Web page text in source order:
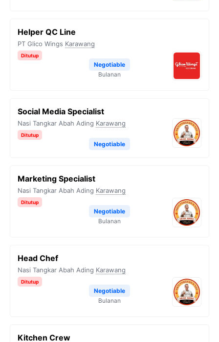
Helper QC Line
PT Glico Wings Karawang
Ditutup
Negotiable
Bulanan
Social Media Specialist
Nasi Tangkar Abah Ading Karawang
Ditutup
Negotiable
Marketing Specialist
Nasi Tangkar Abah Ading Karawang
Ditutup
Negotiable
Bulanan
Head Chef
Nasi Tangkar Abah Ading Karawang
Ditutup
Negotiable
Bulanan
Kitchen Crew